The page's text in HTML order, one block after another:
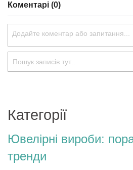
Коментарі (0)
Пошук
Категорії
Ювелірні вироби:
тренди